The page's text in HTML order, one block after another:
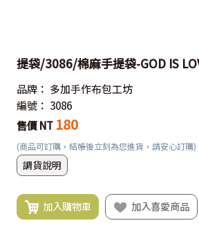
提袋/3086/棉麻手提袋-GOD IS
品牌： 多加手作布包工坊
編號： 3086
售價 NT 180
(商品可訂購，結帳後立刻為您進貨，請安心訂購)
調貨說明
加入購物車 加入喜愛商品